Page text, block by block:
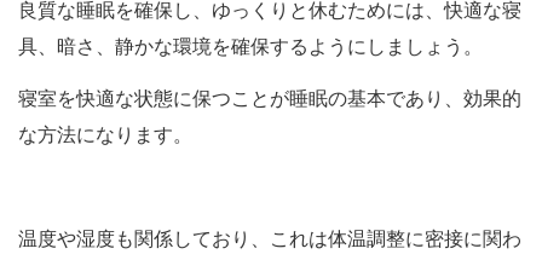
良質な睡眠を確保し、ゆっくりと休むためには、快適な寝
具、暗さ、静かな環境を確保するようにしましょう。
寝室を快適な状態に保つことが睡眠の基本であり、効果的
な方法になります。
温度や湿度も関係しており、これは体温調整に密接に関わ